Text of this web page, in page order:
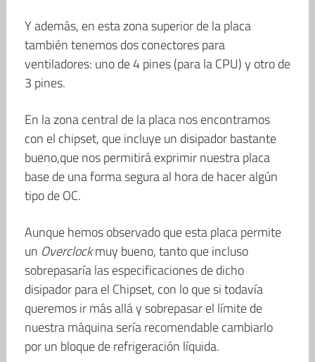
Y además, en esta zona superior de la placa
también tenemos dos conectores para
ventiladores: uno de 4 pines (para la CPU) y otro de
3 pines.
En la zona central de la placa nos encontramos
con el chipset, que incluye un disipador bastante
bueno,que nos permitirá exprimir nuestra placa
base de una forma segura al hora de hacer algún
tipo de OC.
Aunque hemos observado que esta placa permite
un Overclockmuy bueno, tanto que incluso
sobrepasaría las especificaciones de dicho
disipador para el Chipset, con lo que si todavía
queremos ir más allá y sobrepasar el límite de
nuestra máquina sería recomendable cambiarlo
por un bloque de refrigeración líquida.